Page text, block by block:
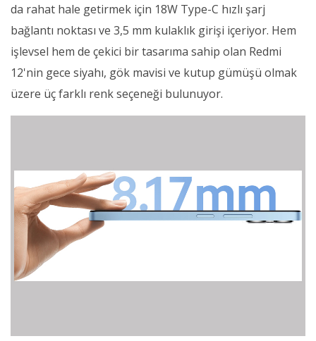
da rahat hale getirmek için 18W Type-C hızlı şarj
bağlantı noktası ve 3,5 mm kulaklık girişi içeriyor. Hem
işlevsel hem de çekici bir tasarıma sahip olan Redmi
12'nin gece siyahı, gök mavisi ve kutup gümüşü olmak
üzere üç farklı renk seçeneği bulunuyor.